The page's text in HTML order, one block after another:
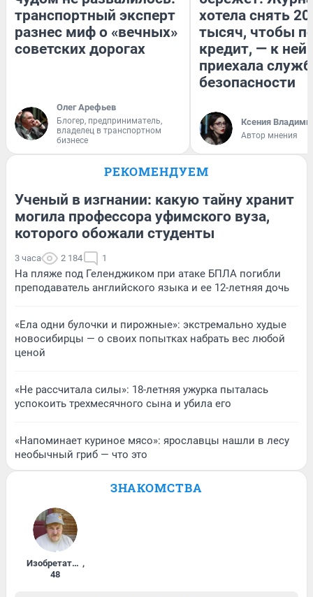
транспортный эксперт
разнес миф о «вечных»
советских дорогах
Олег Арефьев
Блогер, предприниматель,
владелец в транспортном
бизнесе
хотела снять
тысяч, чтобы
кредит, — к
приехала
безопасности
Ксения
Автор мнения
РЕКОМЕНДУЕМ
Ученый в изгнании: какую тайну хранит
могила профессора уфимского вуза,
которого обожали студенты
3 часа 2 184 1
На пляже под Геленджиком при атаке БПЛА погибли
преподаватель английского языка и ее 12-летняя дочь
«Ела одни булочки и пирожные»: экстремально худые
новосибирцы — о своих попытках набрать вес любой
ценой
«Не рассчитала силы»: 18-летняя ужурка пыталась
успокоить трехмесячного сына и убила его
«Напоминает куриное мясо»: ярославцы нашли в лесу
необычный гриб — что это
ЗНАКОМСТВА
Изобретатель ,
48